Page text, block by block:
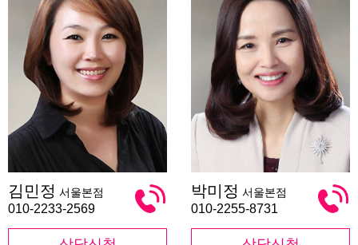
민
정
김민정 서울본점
010-2233-2569
미
정
박미정 서울본점
010-2255-8731